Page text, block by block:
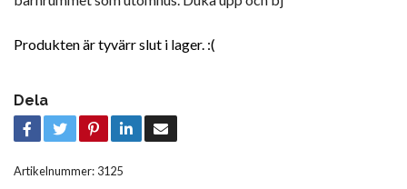
Produkten är tyvärr slut i lager. :(
Dela
Artikelnummer: 3125